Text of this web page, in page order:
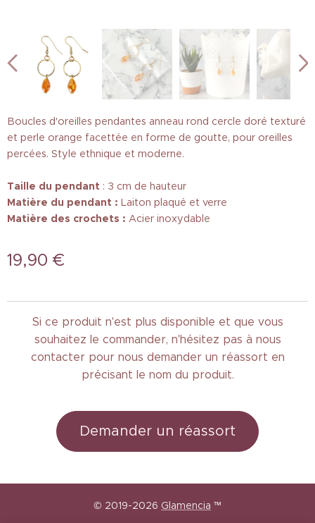
Boucles d'oreilles pendantes anneau rond cercle doré texturé
et perle orange facettée en forme de goutte, pour oreilles
percées. Style ethnique et moderne.
Taille du pendant : 3 cm de hauteur
Matière du pendant : Laiton plaqué et verre
Matière des crochets : Acier inoxydable
19,90 €
Si ce produit n'est plus disponible et que vous
souhaitez le commander, n'hésitez pas à nous
contacter pour nous demander un réassort en
précisant le nom du produit.
Demander un réassort
© 2019-2026 Glamencia ™